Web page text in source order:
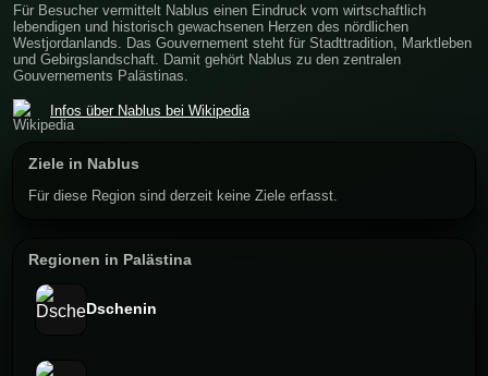
Für Besucher vermittelt Nablus einen Eindruck vom wirtschaftlich
lebendigen und historisch gewachsenen Herzen des nördlichen
Westjordanlands. Das Gouvernement steht für Stadttradition, Marktleben
und Gebirgslandschaft. Damit gehört Nablus zu den zentralen
Gouvernements Palästinas.
Infos über Nablus bei Wikipedia
Ziele in Nablus
Für diese Region sind derzeit keine Ziele erfasst.
Regionen in Palästina
Dschenin